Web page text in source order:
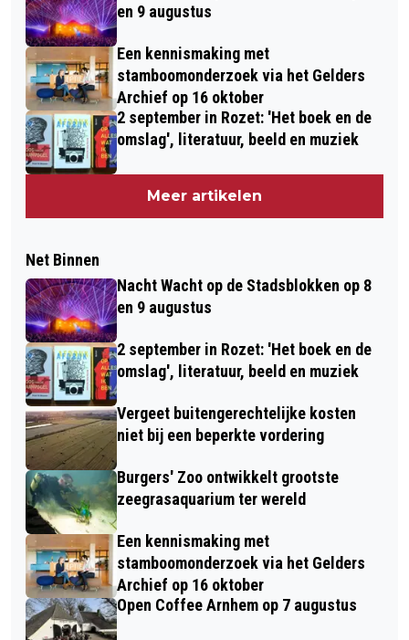
en 9 augustus
Een kennismaking met
stamboomonderzoek via het Gelders
Archief op 16 oktober
2 september in Rozet: 'Het boek en de
omslag', literatuur, beeld en muziek
Meer artikelen
Net Binnen
Nacht Wacht op de Stadsblokken op 8
en 9 augustus
2 september in Rozet: 'Het boek en de
omslag', literatuur, beeld en muziek
Vergeet buitengerechtelijke kosten
niet bij een beperkte vordering
Burgers' Zoo ontwikkelt grootste
zeegrasaquarium ter wereld
Een kennismaking met
stamboomonderzoek via het Gelders
Archief op 16 oktober
Open Coffee Arnhem op 7 augustus